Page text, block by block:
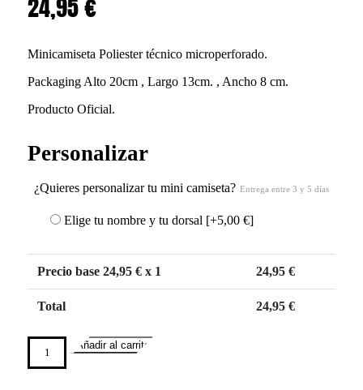
24,95€
Minicamiseta Poliester técnico microperforado.
Packaging Alto 20cm , Largo 13cm. , Ancho 8 cm.
Producto Oficial.
Personalizar
¿Quieres personalizar tu mini camiseta? Entrega entre 3 y 5 días
Elige tu nombre y tu dorsal [+5,00 €]
Precio base 24,95 € x 1 24,95 €
Total 24,95 €
Añadir al carrito